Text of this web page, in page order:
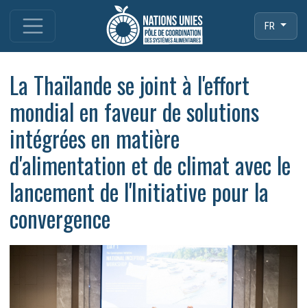
FR
La Thaïlande se joint à l'effort
mondial en faveur de solutions
intégrées en matière
d'alimentation et de climat avec le
lancement de l'Initiative pour la
convergence